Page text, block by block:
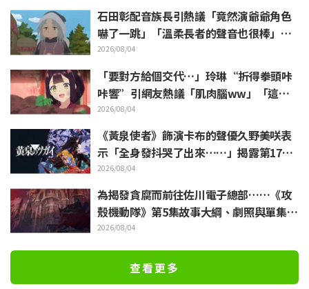
石田彰配音族長引熱議「竟然演爺爺角色
嚇了一跳」「溫柔長者的聲音也很棒」動
畫《穹廬下的魔女》第6集
2026/08/04
「要對方給個交代…」玲琳“折得拳頭咔
咔響”引網友熱議「肌肉腦ww」「這什
麼表情啦」／《我是不才惡女》第4集
2026/08/04
《黃泉使者》飾演卡布的聲優久野美咲表
示「全身發抖哭了出來……」揭露第17集
“靈魂名演出”的幕後花絮
2026/08/04
為揭發貪腐而前往佐川電子總部……《攻
殼機動隊》第5集故事大綱、劇照與單集視
覺圖公開
2026/08/04
查看更多